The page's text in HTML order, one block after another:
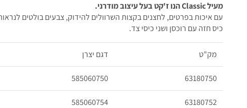
מעיל Classic הנו ז'קט בעל עיצוב מודרני.
עם איכות בפרטים, לחצנים בקצות השרוולים להידוק, צבעים בולטים
כיס חזה עם רוכסן ושני כיסי צד.
מק"ט דגם יצרן
63180750
585060750
63180752
585060754